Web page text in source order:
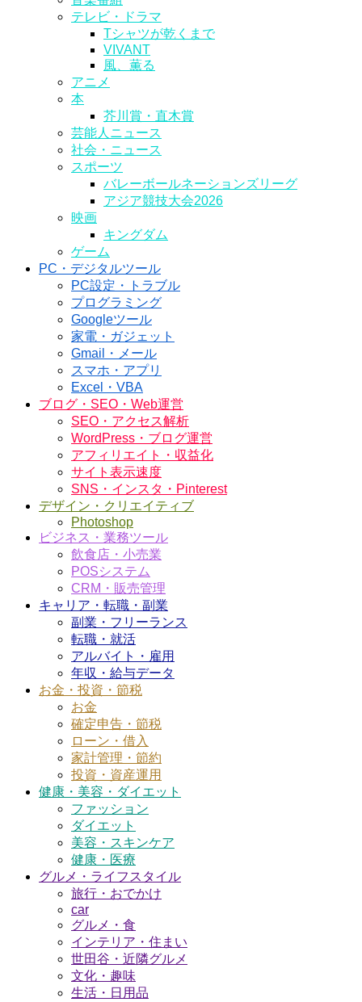
テレビ・ドラマ
Tシャツが乾くまで
VIVANT
風、薫る
アニメ
本
芥川賞・直木賞
芸能人ニュース
社会・ニュース
スポーツ
バレーボールネーションズリーグ
アジア競技大会2026
映画
キングダム
ゲーム
PC・デジタルツール
PC設定・トラブル
プログラミング
Googleツール
家電・ガジェット
Gmail・メール
スマホ・アプリ
Excel・VBA
ブログ・SEO・Web運営
SEO・アクセス解析
WordPress・ブログ運営
アフィリエイト・収益化
サイト表示速度
SNS・インスタ・Pinterest
デザイン・クリエイティブ
Photoshop
ビジネス・業務ツール
飲食店・小売業
POSシステム
CRM・販売管理
キャリア・転職・副業
副業・フリーランス
転職・就活
アルバイト・雇用
年収・給与データ
お金・投資・節税
お金
確定申告・節税
ローン・借入
家計管理・節約
投資・資産運用
健康・美容・ダイエット
ファッション
ダイエット
美容・スキンケア
健康・医療
グルメ・ライフスタイル
旅行・おでかけ
car
グルメ・食
インテリア・住まい
世田谷・近隣グルメ
文化・趣味
生活・日用品